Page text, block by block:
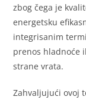
zbog čega je
energetsku
integrisanim
prenos hladnoće
strane vrata.
Zahvaljujući ovoj